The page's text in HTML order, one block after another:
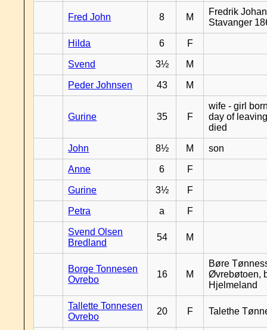
Fred John 8 M
Fredrik
Stavanger
Hilda 6 F
Svend 3½ M
Peder Johnsen 43 M
Gurine 35 F
wife - girl
day of
died
John 8½ M son
Anne 6 F
Gurine 3½ F
Petra a F
Svend Olsen
Bredland
54 M
Borge Tonnesen
Ovrebo
16 M
Børe
Øvrebøtoen,
Hjelmeland
Tallette Tonnesen
Ovrebo
20 F Talethe